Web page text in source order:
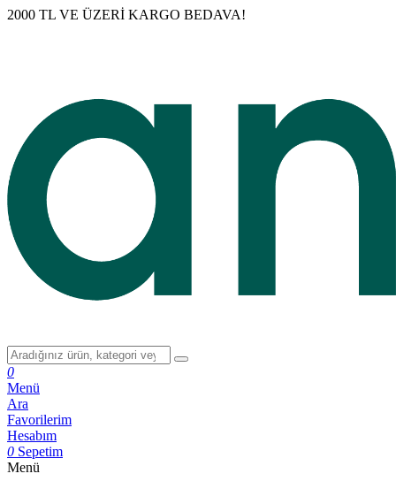
2000 TL VE ÜZERİ KARGO BEDAVA!
0
Menü
Ara
Favorilerim
Hesabım
0 Sepetim
Menü